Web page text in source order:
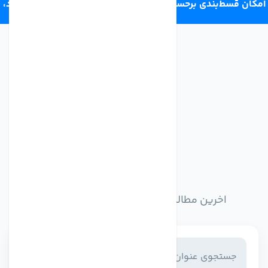
امکان قسط‌بندی برحسب اعتبار ترب‌پی 4 قسط ماهانه. بدون سود،
اخرین مطالب وبلاگ را از اینجا مطالعه کنید